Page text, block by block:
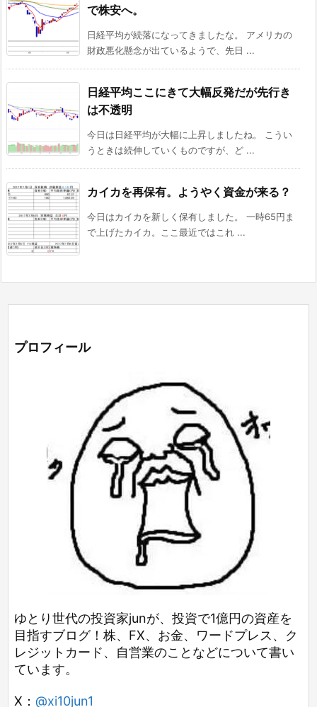
で株安へ。
日経平均が続落になってきましたな。 アメリカの
財政悪化懸念が出ているようで、先日 ...
日経平均ここにきて大幅反発だが先行き
は不透明
今日は日経平均が大幅に上昇しましたね。 こうい
うときは続伸していくものですが、ど ...
カイカを再保有。ようやく資金が来る？
今日はカイカを新しく保有しました。 一時65円ま
で上げたカイカ。ここ最近ではこれ ...
プロフィール
ゆとり世代の投資家junが、投資で1億円の資産を
目指すブログ！株、FX、お金、ワードプレス、ク
レジットカード、自営業のことなどについて書い
ています。
X： @xi10jun1